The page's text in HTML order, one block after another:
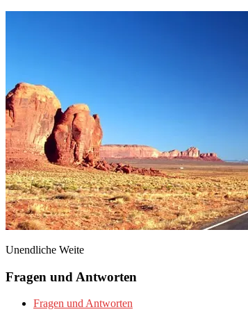
Unendliche Weite
Fragen und Antworten
Fragen und Antworten